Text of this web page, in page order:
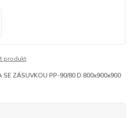
produkt
SE ZÁSUVKOU PP-90/80 D 800x900x900